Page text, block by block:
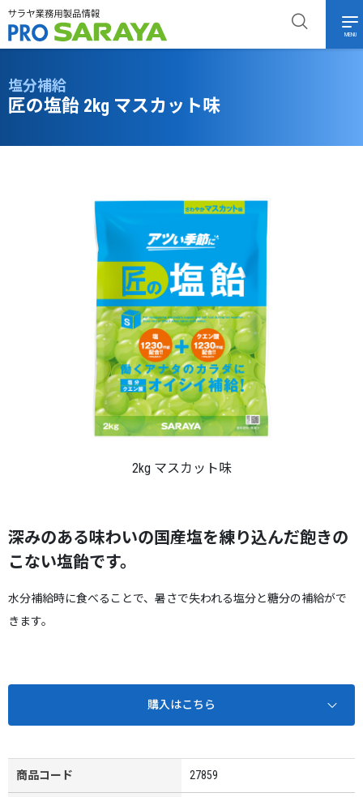
MENU
塩分補給
匠の塩飴 2kg マスカット味
2kg マスカット味
深みのある味わいの国産塩を練り込んだ飽きの
こない塩飴です。
水分補給時に食べることで、暑さで失われる塩分と糖分の補給がで
きます。
購入はこちら
商品コード 27859